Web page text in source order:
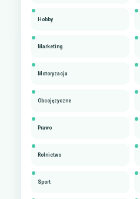
Hobby
Marketing
Motoryzacja
Obcojęzyczne
Prawo
Rolnictwo
Sport